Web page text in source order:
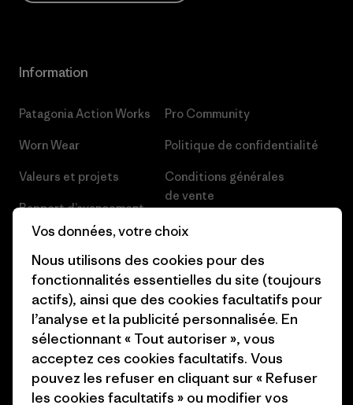
Information
Patagonia Action Works
Worn Wear
Valeurs et projets
Rapport d’avancement
Business Unusual
Objectifs climatiques
1% For The Planet
Comment nous finançons
Cartes cadeaux
Nos magasins
Pro Community
Politique de confidentialité
Conditions générales
de vente
Préférences de cookie
Carrières
Presse et media
Industry program
Programme d’affiliation
Patagonia Suisse Plan du site
Vos données, votre choix
Nous utilisons des cookies pour des
fonctionnalités essentielles du site (toujours
actifs), ainsi que des cookies facultatifs pour
l’analyse et la publicité personnalisée. En
sélectionnant « Tout autoriser », vous
acceptez ces cookies facultatifs. Vous
pouvez les refuser en cliquant sur « Refuser
les cookies facultatifs » ou modifier vos